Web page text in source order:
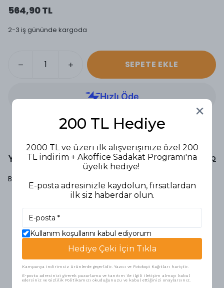
564,90 TL
2-3 iş gününde kargoda
SEPETE EKLE
Yorumlar Yorum Yap
Bu ürün için henüz yorum yapılmamış.
Benzer Ürünler
200 TL Hediye
2000 TL ve üzeri ilk alışverişinize özel 200
TL indirim + Akoffice Sadakat Programı'na
üyelik hediye!
E-posta adresinizle kaydolun, fırsatlardan
ilk siz haberdar olun.
Kullanım koşullarını kabul ediyorum
Hediye Çeki İçin Tıkla
Kampanya indirimsiz ürünlerde geçerlidir. Yazıcı ve Fotokopi Kağıtları hariçtir.
E-posta adresinizi girerek pazarlama ve tanıtım ile ilgili iletişim almayı kabul
edersiniz ve Gizlilik Politikamızı okuduğunuzu ve kabul ettiğinizi onaylarsınız.